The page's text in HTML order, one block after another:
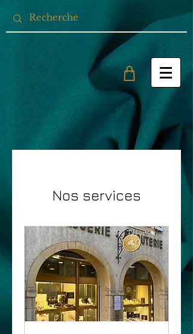
Nos services